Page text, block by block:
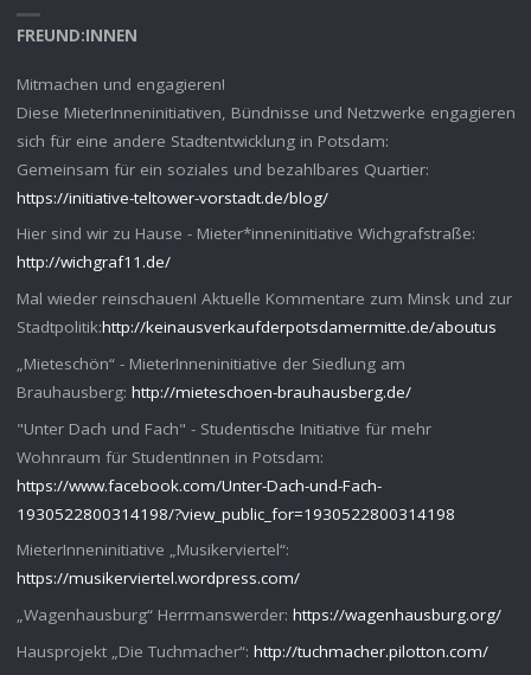
FREUND:INNEN
Mitmachen und engagieren!
Diese MieterInneninitiativen, Bündnisse und Netzwerke engagieren
sich für eine andere Stadtentwicklung in Potsdam:
Gemeinsam für ein soziales und bezahlbares Quartier:
https://initiative-teltower-vorstadt.de/blog/
Hier sind wir zu Hause - Mieter*inneninitiative Wichgrafstraße:
http://wichgraf11.de/
Mal wieder reinschauen! Aktuelle Kommentare zum Minsk und zur
Stadtpolitik:http://keinausverkaufderpotsdamermitte.de/aboutus
„Mieteschön“ - MieterInneninitiative der Siedlung am
Brauhausberg: http://mieteschoen-brauhausberg.de/
"Unter Dach und Fach" - Studentische Initiative für mehr
Wohnraum für StudentInnen in Potsdam:
https://www.facebook.com/Unter-Dach-und-Fach-
1930522800314198/?view_public_for=1930522800314198
MieterInneninitiative „Musikerviertel“:
https://musikerviertel.wordpress.com/
„Wagenhausburg“ Herrmanswerder: https://wagenhausburg.org/
Hausprojekt „Die Tuchmacher“: http://tuchmacher.pilotton.com/